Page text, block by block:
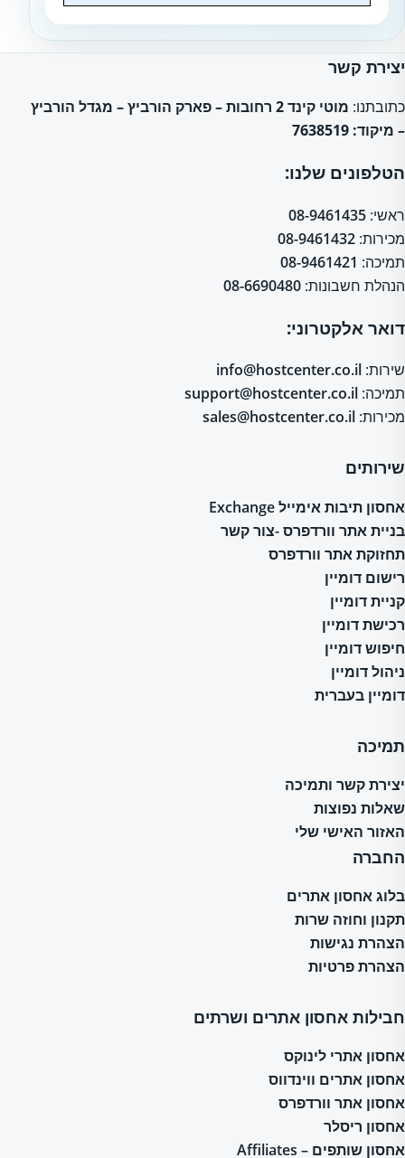
יצירת קשר
כתובתנו:
מוטי קינד 2 רחובות – פארק הורביץ – מגדל הורביץ
– מיקוד: 7638519
הטלפונים שלנו:
ראשי: 08-9461435
מכירות: 08-9461432
תמיכה: 08-9461421
הנהלת חשבונות: 08-6690480
דואר אלקטרוני:
שירות: info@hostcenter.co.il
תמיכה: support@hostcenter.co.il
מכירות: sales@hostcenter.co.il
שירותים
אחסון תיבות אימייל Exchange
בניית אתר וורדפרס -צור קשר
תחזוקת אתר וורדפרס
רישום דומיין
קניית דומיין
רכישת דומיין
חיפוש דומיין
ניהול דומיין
דומיין בעברית
תמיכה
יצירת קשר ותמיכה
שאלות נפוצות
האזור האישי שלי
החברה
בלוג אחסון אתרים
תקנון וחוזה שרות
הצהרת נגישות
הצהרת פרטיות
חבילות אחסון אתרים ושרתים
אחסון אתרי לינוקס
אחסון אתרים ווינדווס
אחסון אתר וורדפרס
אחסון ריסלר
אחסון שותפים – Affiliates